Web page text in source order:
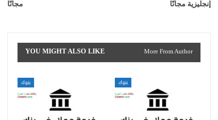
مجانًا
إنجليزية مجانًا
YOU MIGHT ALSO LIKE More From Author
بنوك بنوك